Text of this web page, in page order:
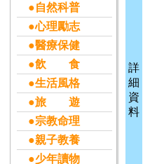
●自然科普
●心理勵志
●醫療保健
●飲 食
●生活風格
●旅 遊
●宗教命理
●親子教養
●少年讀物
詳
細
資
料